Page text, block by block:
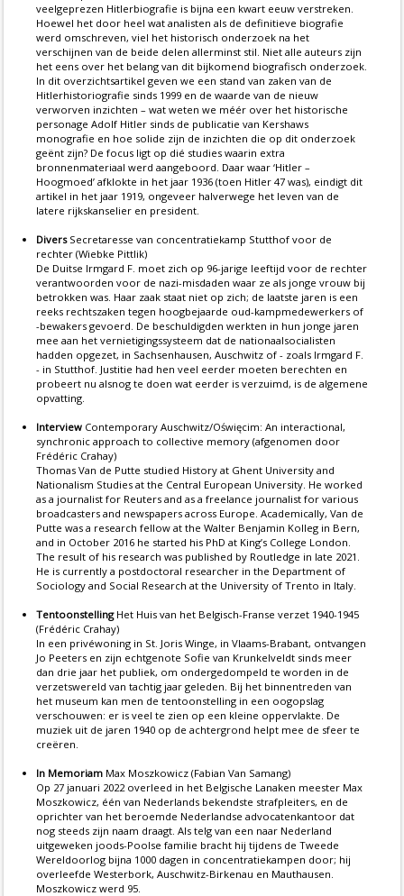
veelgeprezen Hitlerbiografie is bijna een kwart eeuw verstreken.
Hoewel het door heel wat analisten als de definitieve biografie
werd omschreven, viel het historisch onderzoek na het
verschijnen van de beide delen allerminst stil. Niet alle auteurs zijn
het eens over het belang van dit bijkomend biografisch onderzoek.
In dit overzichtsartikel geven we een stand van zaken van de
Hitlerhistoriografie sinds 1999 en de waarde van de nieuw
verworven inzichten – wat weten we méér over het historische
personage Adolf Hitler sinds de publicatie van Kershaws
monografie en hoe solide zijn de inzichten die op dit onderzoek
geënt zijn? De focus ligt op dié studies waarin extra
bronnenmateriaal werd aangeboord. Daar waar ‘Hitler –
Hoogmoed’ afklokte in het jaar 1936 (toen Hitler 47 was), eindigt dit
artikel in het jaar 1919, ongeveer halverwege het leven van de
latere rijkskanselier en president.
DiversSecretaresse van concentratiekamp Stutthof voor de
rechter (Wiebke Pittlik)
De Duitse Irmgard F. moet zich op 96-jarige leeftijd voor de rechter
verantwoorden voor de nazi-misdaden waar ze als jonge vrouw bij
betrokken was. Haar zaak staat niet op zich; de laatste jaren is een
reeks rechtszaken tegen hoogbejaarde oud-kampmedewerkers of
-bewakers gevoerd. De beschuldigden werkten in hun jonge jaren
mee aan het vernietigingssysteem dat de nationaalsocialisten
hadden opgezet, in Sachsenhausen, Auschwitz of - zoals Irmgard F.
- in Stutthof. Justitie had hen veel eerder moeten berechten en
probeert nu alsnog te doen wat eerder is verzuimd, is de algemene
opvatting.
Interview Contemporary Auschwitz/Oświęcim: An interactional,
synchronic approach to collective memory (afgenomen door
Frédéric Crahay)
Thomas Van de Putte studied History at Ghent University and
Nationalism Studies at the Central European University. He worked
as a journalist for Reuters and as a freelance journalist for various
broadcasters and newspapers across Europe. Academically, Van de
Putte was a research fellow at the Walter Benjamin Kolleg in Bern,
and in October 2016 he started his PhD at King’s College London.
The result of his research was published by Routledge in late 2021.
He is currently a postdoctoral researcher in the Department of
Sociology and Social Research at the University of Trento in Italy.
TentoonstellingHet Huis van het Belgisch-Franse verzet 1940-1945
(Frédéric Crahay)
In een privéwoning in St. Joris Winge, in Vlaams-Brabant, ontvangen
Jo Peeters en zijn echtgenote Sofie van Krunkelveldt sinds meer
dan drie jaar het publiek, om ondergedompeld te worden in de
verzetswereld van tachtig jaar geleden. Bij het binnentreden van
het museum kan men de tentoonstelling in een oogopslag
verschouwen: er is veel te zien op een kleine oppervlakte. De
muziek uit de jaren 1940 op de achtergrond helpt mee de sfeer te
creëren.
In Memoriam Max Moszkowicz (Fabian Van Samang)
Op 27 januari 2022 overleed in het Belgische Lanaken meester Max
Moszkowicz, één van Nederlands bekendste strafpleiters, en de
oprichter van het beroemde Nederlandse advocatenkantoor dat
nog steeds zijn naam draagt. Als telg van een naar Nederland
uitgeweken joods-Poolse familie bracht hij tijdens de Tweede
Wereldoorlog bijna 1000 dagen in concentratiekampen door; hij
overleefde Westerbork, Auschwitz-Birkenau en Mauthausen.
Moszkowicz werd 95.